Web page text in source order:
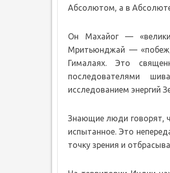
Абсолютом, а в Абсолюте
Он Махайог —
Мритьюнджай —
Гималаях. Это
последователями
исследованием энергий
Знающие люди говорят,
испытанное. Это
точку зрения и